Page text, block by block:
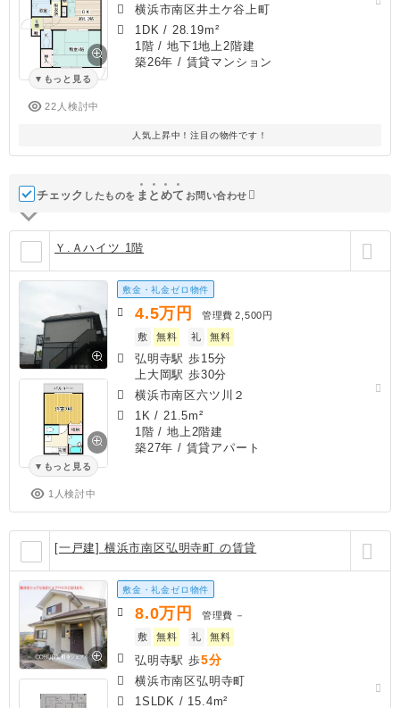
もっと見る
22人検討中
横浜市南区井土ケ谷上町
1DK / 28.19m²
1階 / 地下1地上2階建
築26年 / 賃貸マンション
人気上昇中！注目の物件です！
チェック したものを ま と めて お問い合わせ
Ｙ.Ａハイツ 1階
もっと見る
1人検討中
敷金・礼金ゼロ物件
4.5万円 管理費 2,500円
敷
無料 礼 無料
弘明寺駅 歩15分
上大岡駅 歩30分
横浜市南区六ツ川２
1K / 21.5m²
1階 / 地上2階建
築27年 / 賃貸アパート
[一戸建] 横浜市南区弘明寺町 の賃貸
敷金・礼金ゼロ物件
8.0万円 管理費 －
敷
無料 礼 無料
弘明寺駅 歩5分
横浜市南区弘明寺町
1SLDK / 15.4m²